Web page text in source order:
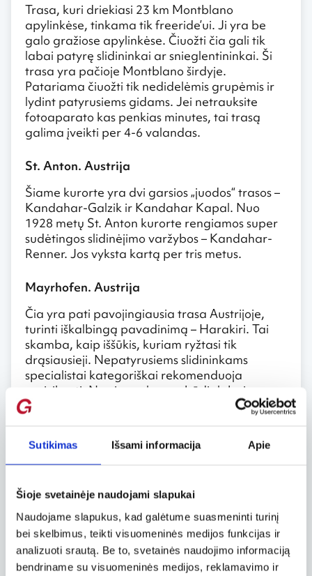
Sutikimas Išsami informacija Apie
Šioje svetainėje naudojami slapukai
Naudojame slapukus, kad galėtume suasmeninti turinį
bei skelbimus, teikti visuomeninės medijos funkcijas ir
analizuoti srautą. Be to, svetainės naudojimo informaciją
bendriname su visuomeninės medijos, reklamavimo ir
Trasa, kuri driekiasi 23 km Montblano
apylinkėse, tinkama tik freeride’ui. Ji yra be
galo gražiose apylinkėse. Čiuožti čia gali tik
labai patyrę slidininkai ar snieglentininkai. Ši
trasa yra pačioje Montblano širdyje.
Patariama čiuožti tik nedidelėmis grupėmis ir
lydint patyrusiems gidams. Jei netrauksite
fotoaparato kas penkias minutes, tai trasą
galima įveikti per 4-6 valandas.
St. Anton. Austrija
Šiame kurorte yra dvi garsios „juodos“ trasos –
Kandahar-Galzik ir Kandahar Kapal. Nuo
1928 metų St. Anton kurorte rengiamos super
sudėtingos slidinėjimo varžybos – Kandahar-
Renner. Jos vyksta kartą per tris metus.
Mayrhofen. Austrija
Čia yra pati pavojingiausia trasa Austrijoje,
turinti iškalbingą pavadinimą – Harakiri. Tai
skamba, kaip iššūkis, kuriam ryžtasi tik
drąsiausieji. Nepatyrusiems slidininkams
specialistai kategoriškai rekomenduoja
nerizikuoti. Ne vienas lengvabūdis labai
brangiai sumokėjo už savo avantiūrą. Harakiri
sportininkams. Kai kuriose jos vietose nuolydis
siekia net 78%.
Jungfrau regione esantis kurortas žymus čia
vykstančiu Pasaulio slidinėjimo čempionatu-
Laubernhorn- Rennen. Jis vyksta to paties
pavadinimo „juodoje“ trasoje. Tai pati ilgiausia